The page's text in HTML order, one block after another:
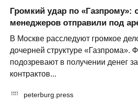
Громкий удар по «Газпрому»:
менеджеров отправили под
В Москве расследуют громкое
дочерней структуре «Газпрома».
подозревают в получении денег
контрактов...
peterburg.press